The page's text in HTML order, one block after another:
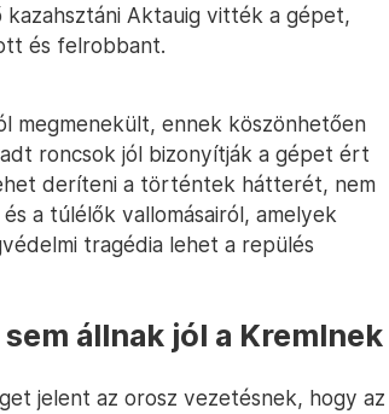
Aktauig vitték a gépet,
és felrobbant.
megmenekült, ennek köszönhetően
roncsok jól bizonyítják a gépet ért
deríteni a történtek hátterét, nem
a túlélők vallomásairól, amelyek
tragédia lehet a repülés
állnak jól a Kremlnek
jelent az orosz vezetésnek, hogy az